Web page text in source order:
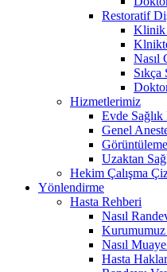
Restoratif
Klinik
Nasıl
Hizmetlerimiz
Evde
Genel
Uzaktan
Hekim Çalışma
Yönlendirme
Hasta Rehberi
Nasıl
Kurumumuz
Nasıl
Hasta